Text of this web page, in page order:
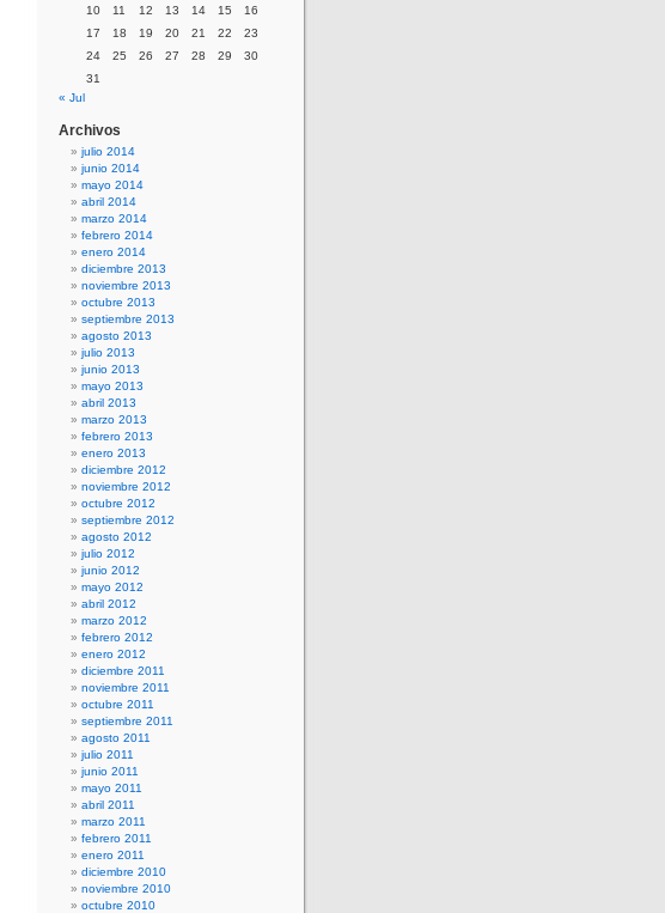
10
11 12 13 14 15
16
17
18 19 20 21 22
23
24
25 26 27 28 29
30
31
« Jul
Archivos
julio 2014
junio 2014
mayo 2014
abril 2014
marzo 2014
febrero 2014
enero 2014
diciembre 2013
noviembre 2013
octubre 2013
septiembre 2013
agosto 2013
julio 2013
junio 2013
mayo 2013
abril 2013
marzo 2013
febrero 2013
enero 2013
diciembre 2012
noviembre 2012
octubre 2012
septiembre 2012
agosto 2012
julio 2012
junio 2012
mayo 2012
abril 2012
marzo 2012
febrero 2012
enero 2012
diciembre 2011
noviembre 2011
octubre 2011
septiembre 2011
agosto 2011
julio 2011
junio 2011
mayo 2011
abril 2011
marzo 2011
febrero 2011
enero 2011
diciembre 2010
noviembre 2010
octubre 2010